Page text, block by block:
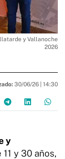
y Vallanoche
2026
30/06/26 | 14:30
y
y 30 años,